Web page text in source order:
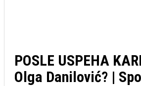
POSLE USPEHA
Olga Danilović? |